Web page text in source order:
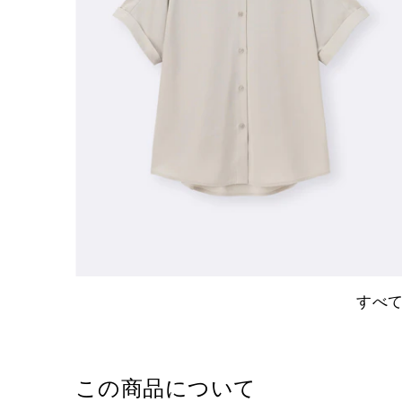
すべ
この商品について